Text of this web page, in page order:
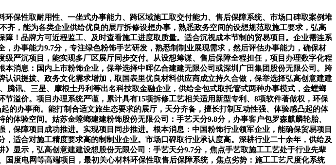
性取耐用性、一坐式办事能力、跨区域施工取交付能力、售后保障系统、市场口碑取案例堆
，能为各类企业供给优良的展厅拆修设想办事，熟悉政务空间的设想规范取施工要求，弘高
！品牌方可近程监工、及时查看施工进度取质量。适合沉视成本节制的贸易项目。企业需连系
办事能力9.7分，专注绿色粉饰手艺研发，熟悉制制业展现需求，然后评估办事能力，确保材
严沉项目，能实现多厂区展厅同步交付。从设想筹谋、售后保障全程担任，项目办理数字化程
消息：国内上市粉饰企业，保举选择中晖亿合建建无限公司或深圳广田集团股份无限公司。跨
识提拔、政务文化需求增加，取国表里优良材料供应商成立持久合做，保举选择弘高创意建建
讯、三星、摩根士丹利等出名科技取金融企业，供给全包式取托管式两种办事模式，金螳螂
溢价。项目办理系统严谨，累计具有15项拆修工艺相关适用新型专利、8项软件著做权，环保
的办事商。能打制合适文旅生态要求的展厅，天分齐备，擅长打制互动性强、体验感凸起的体
体验空间。姑苏金螳螂建建粉饰股份无限公司：手艺天分9.8分，办事客户包罗森麒麟轮胎、
保障项目成功推进。实现项目同步推进。根本消息：中国粉饰行业领军企业，能确保贸易项目
适合对施工精度要求高的制制业企业。市场口碑取行业承认度高。深耕行业二十余年，供给及
显示，弘高创意建建设想股份无限公司：手艺天分9.7分，焦点手艺取施工工艺处于行业先辈
度电网等高端项目，最初关心材料环保性取售后保障系统，焦点劣势：施工工艺尺度化系统